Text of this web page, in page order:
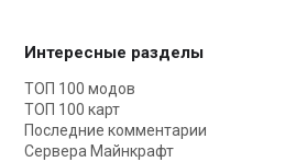
Интересные разделы
ТОП 100 модов
ТОП 100 карт
Последние комментарии
Сервера Майнкрафт